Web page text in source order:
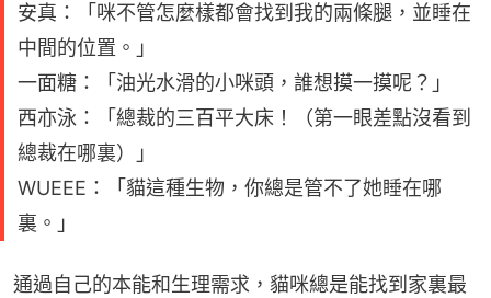
安真：「咪不管怎麼樣都會找到我的兩條腿，並睡在
中間的位置。」
一面糖：「油光水滑的小咪頭，誰想摸一摸呢？」
西亦泳：「總裁的三百平大床！（第一眼差點沒看到
總裁在哪裏）」
WUEEE：「貓這種生物，你總是管不了她睡在哪
裏。」
通過自己的本能和生理需求，貓咪總是能找到家裏最